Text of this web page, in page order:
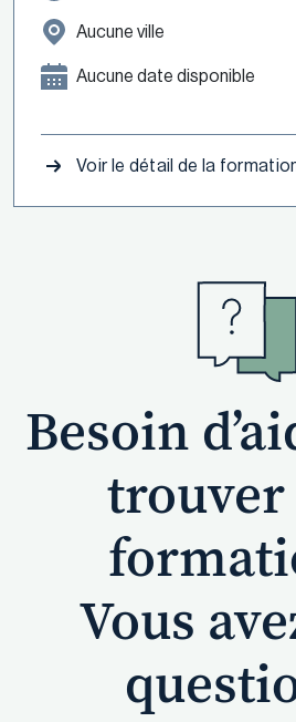
Aucune ville
Aucune date disponible
Voir le détail de la
Besoin
trouver
Vous